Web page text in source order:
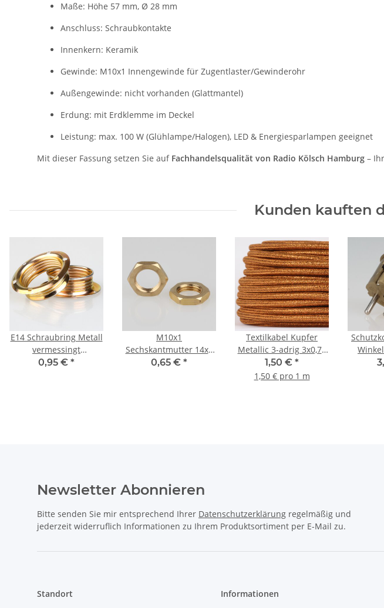
Maße: Höhe 57 mm, Ø 28 mm
Anschluss: Schraubkontakte
Innenkern: Keramik
Gewinde: M10x1 Innengewinde für Zugentlaster/Gewinderohr
Außengewinde: nicht vorhanden (Glattmantel)
Erdung: mit Erdklemme im Deckel
Leistung: max. 100 W (Glühlampe/Halogen), LED & Energiesparlampen geeignet
Mit dieser Fassung setzen Sie auf Fachhandelsqualität von Radio Kölsch Hamburg –
Kunden kauften
E14 Schraubring Metall
vermessingt
40x12,5mm für
0,95 € *
M10x1
Sechskantmutter 14x3
Metall Messing roh
0,65 € *
Textilkabel Kupfer
Metallic 3-adrig 3x0,75
Schlauchleitung 3G
0,75 H03VV-F
1,50 € *
1,50 € pro 1 m
Newsletter Abonnieren
Bitte senden Sie mir entsprechend Ihrer Datenschutzerklärung regelmäßig und
jederzeit widerruflich Informationen zu Ihrem Produktsortiment per E-Mail zu.
Standort
Informationen